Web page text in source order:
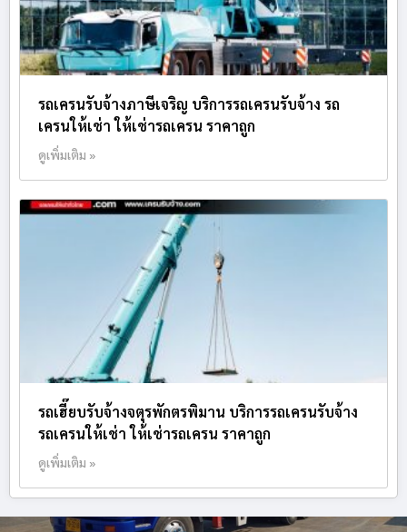
รถเครนรับจ้างภาษีเจริญ บริการรถเครนรับจ้าง รถ
เครนให้เช่า ให้เช่ารถเครน ราคาถูก
ดูเพิ่มเติม »
รถเฮี๊ยบรับจ้างจตุรพักตรพิมาน บริการรถเครนรับจ้าง
รถเครนให้เช่า ให้เช่ารถเครน ราคาถูก
ดูเพิ่มเติม »